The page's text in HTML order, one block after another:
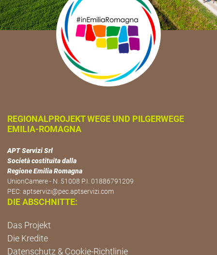
REGIONALPROJEKT WEGE UND PILGERWEGE
EMILIA-ROMAGNA
APT Servizi Srl
Società costituita dalla
Regione Emilia Romagna
UnionCamere - N. 51008 P.I. 01886791209.
PEC: aptservizi@pec.aptservizi.com
DIE ABSCHNITTE:
Das Projekt
Die Kredite
Datenschutz & Cookie-Richtlinie